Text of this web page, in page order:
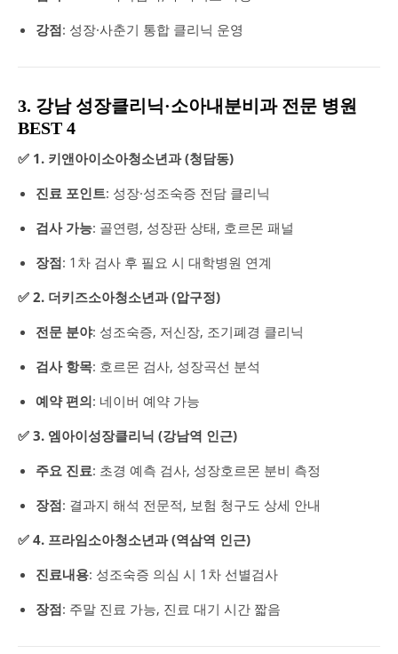
강점: 성장·사춘기 통합 클리닉 운영
3. 강남 성장클리닉·소아내분비과 전문 병원
BEST 4
✅ 1. 키앤아이소아청소년과 (청담동)
진료 포인트: 성장·성조숙증 전담 클리닉
검사 가능: 골연령, 성장판 상태, 호르몬 패널
장점: 1차 검사 후 필요 시 대학병원 연계
✅ 2. 더키즈소아청소년과 (압구정)
전문 분야: 성조숙증, 저신장, 조기폐경 클리닉
검사 항목: 호르몬 검사, 성장곡선 분석
예약 편의: 네이버 예약 가능
✅ 3. 엠아이성장클리닉 (강남역 인근)
주요 진료: 초경 예측 검사, 성장호르몬 분비 측정
장점: 결과지 해석 전문적, 보험 청구도 상세 안내
✅ 4. 프라임소아청소년과 (역삼역 인근)
진료내용: 성조숙증 의심 시 1차 선별검사
장점: 주말 진료 가능, 진료 대기 시간 짧음